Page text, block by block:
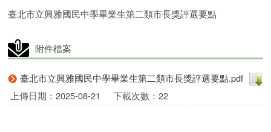
臺北市立興雅國民中學畢業生第二類市長獎評選要點
附件檔案
臺北市立興雅國民中學畢業生第二類市長獎評選要點.pdf
上傳日期：2025-08-21
下載次數：22